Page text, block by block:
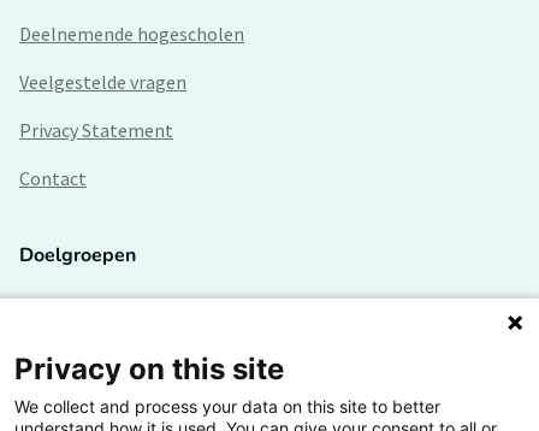
Deelnemende hogescholen
Veelgestelde vragen
Privacy Statement
Contact
Doelgroepen
Lectoren en onderzoekers
Bedrijven
Privacy on this site
We collect and process your data on this site to better